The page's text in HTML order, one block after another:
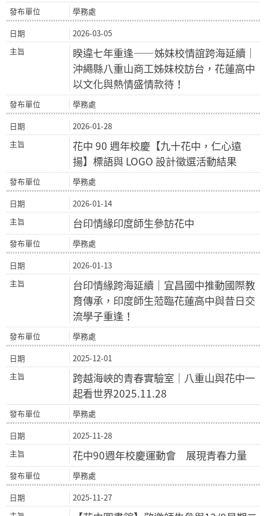
學務處
2026-03-05
睽違七年重逢——姊妹校情誼跨海延續｜
沖繩縣八重山商工姊妹校訪台，花蓮高中
以文化與熱情盛情款待！
學務處
2026-01-28
花中 90 週年校慶【九十花中，仁心遠
揚】標語與 LOGO 設計徵選活動結果
學務處
2026-01-14
台印情緣印度師生參訪花中
學務處
2026-01-13
台印情緣跨海延續｜宜昌國中推動國際教
育傳承，印度師生蒞臨花蓮高中與昔日交
流學子重逢！
學務處
2025-12-01
跨越海峽的青春實驗室｜八重山與花中一
起看世界2025.11.28
學務處
2025-11-28
花中90週年校慶運動會 展現青春力量
學務處
2025-11-27